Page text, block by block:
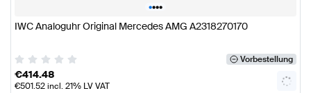
••••
IWC Analoguhr Original Mercedes AMG A2318270170
Vorbestellung
€414.48
€501.52incl. 21% LV VAT